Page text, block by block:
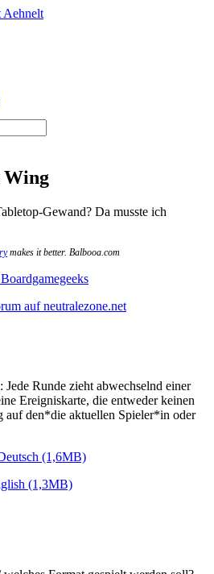
Wing
Gewand? Da musste ich
makes it better. Balbooa.com
auf neutralezone.net
Runde zieht abwechselnd einer
Ereigniskarte, die entweder keinen
den*die aktuellen Spieler*in oder
(1,6MB)
(1,3MB)